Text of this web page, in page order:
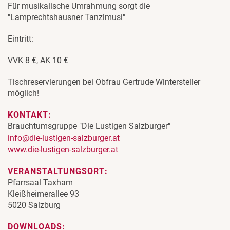
Für musikalische Umrahmung sorgt die
"Lamprechtshausner Tanzlmusi"
Eintritt:
VVK 8 €, AK 10 €
Tischreservierungen bei Obfrau Gertrude Wintersteller
möglich!
KONTAKT:
Brauchtumsgruppe "Die Lustigen Salzburger"
info@die-lustigen-salzburger.at
www.die-lustigen-salzburger.at
VERANSTALTUNGSORT:
Pfarrsaal Taxham
Kleißheimerallee 93
5020 Salzburg
DOWNLOADS: